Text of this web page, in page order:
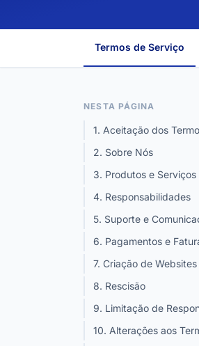
Termos de Serviço
NESTA PÁGINA
1. Aceitação dos
2. Sobre Nós
3. Produtos e Serviços
4. Responsabilidades
5. Suporte e
6. Pagamentos e
7. Criação de Websites
8. Rescisão
9. Limitação de
10. Alterações aos